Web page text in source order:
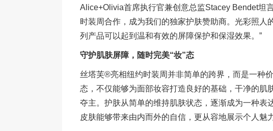
Alice+Olivia首席执行官兼创意总监Stacey Bendet坦
时装周合作，成为我们的独家护肤赞助商。光彩照
列产品可以起到温和有效的屏障保护和保湿效果。”
守护肌肤屏障，随时完美“妆”态
丝塔芙®亮相纽约时装周并非简单的跨界，而是一种
态，不仅能够为面部妆容打造良好的基础，干净的肌
夺主。护肤从简单的维持肌肤状态，逐渐成为一种表
皮肤能够带来由内而外的自信，更从容地展示个人魅